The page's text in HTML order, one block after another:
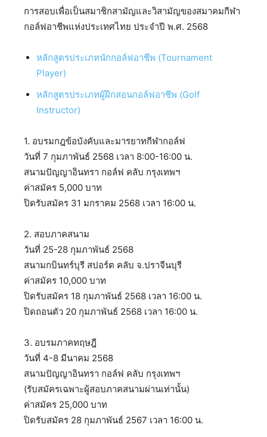
การสอบเพื่อเป็นสมาชิกสามัญและวิสามัญของสมาคมกีฬา
กอล์ฟอาชีพแห่งประเทศไทย ประจำปี พ.ศ. 2568
หลักสูตรประเภทนักกอล์ฟอาชีพ (Tournament
Player)
หลักสูตรประเภทผู้ฝึกสอนกอล์ฟอาชีพ (Golf
Instructor)
1. อบรมกฎข้อบังคับและมารยาทกีฬากอล์ฟ
วันที่ 7 กุมภาพันธ์ 2568 เวลา 8:00-16:00 น.
สนามปัญญาอินทรา กอล์ฟ คลับ กรุงเทพฯ
ค่าสมัคร 5,000 บาท
ปิดรับสมัคร 31 มกราคม 2568 เวลา 16:00 น.
2. สอบภาคสนาม
วันที่ 25-28 กุมภาพันธ์ 2568
สนามกบินทร์บุรี สปอร์ต คลับ จ.ปราจีนบุรี
ค่าสมัคร 10,000 บาท
ปิดรับสมัคร 18 กุมภาพันธ์ 2568 เวลา 16:00 น.
ปิดถอนตัว 20 กุมภาพันธ์ 2568 เวลา 16:00 น.
3. อบรมภาคทฤษฎี
วันที่ 4-8 มีนาคม 2568
สนามปัญญาอินทรา กอล์ฟ คลับ กรุงเทพฯ
(รับสมัครเฉพาะผู้สอบภาคสนามผ่านเท่านั้น)
ค่าสมัคร 25,000 บาท
ปิดรับสมัคร 28 กุมภาพันธ์ 2567 เวลา 16:00 น.